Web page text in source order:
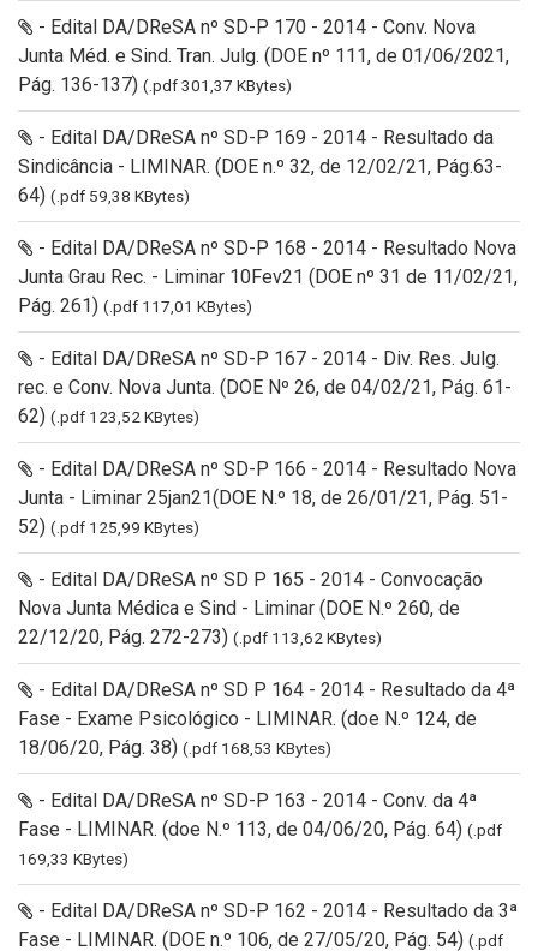
- Edital DA/DReSA nº SD-P 170 - 2014 - Conv. Nova
Junta Méd. e Sind. Tran. Julg. (DOE nº 111, de 01/06/2021,
Pág. 136-137) (.pdf 301,37 KBytes)
- Edital DA/DReSA nº SD-P 169 - 2014 - Resultado da
Sindicância - LIMINAR. (DOE n.º 32, de 12/02/21, Pág.63-
64) (.pdf 59,38 KBytes)
- Edital DA/DReSA nº SD-P 168 - 2014 - Resultado Nova
Junta Grau Rec. - Liminar 10Fev21 (DOE nº 31 de 11/02/21,
Pág. 261) (.pdf 117,01 KBytes)
- Edital DA/DReSA nº SD-P 167 - 2014 - Div. Res. Julg.
rec. e Conv. Nova Junta. (DOE Nº 26, de 04/02/21, Pág. 61-
62) (.pdf 123,52 KBytes)
- Edital DA/DReSA nº SD-P 166 - 2014 - Resultado Nova
Junta - Liminar 25jan21(DOE N.º 18, de 26/01/21, Pág. 51-
52) (.pdf 125,99 KBytes)
- Edital DA/DReSA nº SD P 165 - 2014 - Convocação
Nova Junta Médica e Sind - Liminar (DOE N.º 260, de
22/12/20, Pág. 272-273) (.pdf 113,62 KBytes)
- Edital DA/DReSA nº SD P 164 - 2014 - Resultado da 4ª
Fase - Exame Psicológico - LIMINAR. (doe N.º 124, de
18/06/20, Pág. 38) (.pdf 168,53 KBytes)
- Edital DA/DReSA nº SD-P 163 - 2014 - Conv. da 4ª
Fase - LIMINAR. (doe N.º 113, de 04/06/20, Pág. 64) (.pdf
169,33 KBytes)
- Edital DA/DReSA nº SD-P 162 - 2014 - Resultado da 3ª
Fase - LIMINAR. (DOE n.º 106, de 27/05/20, Pág. 54) (.pdf